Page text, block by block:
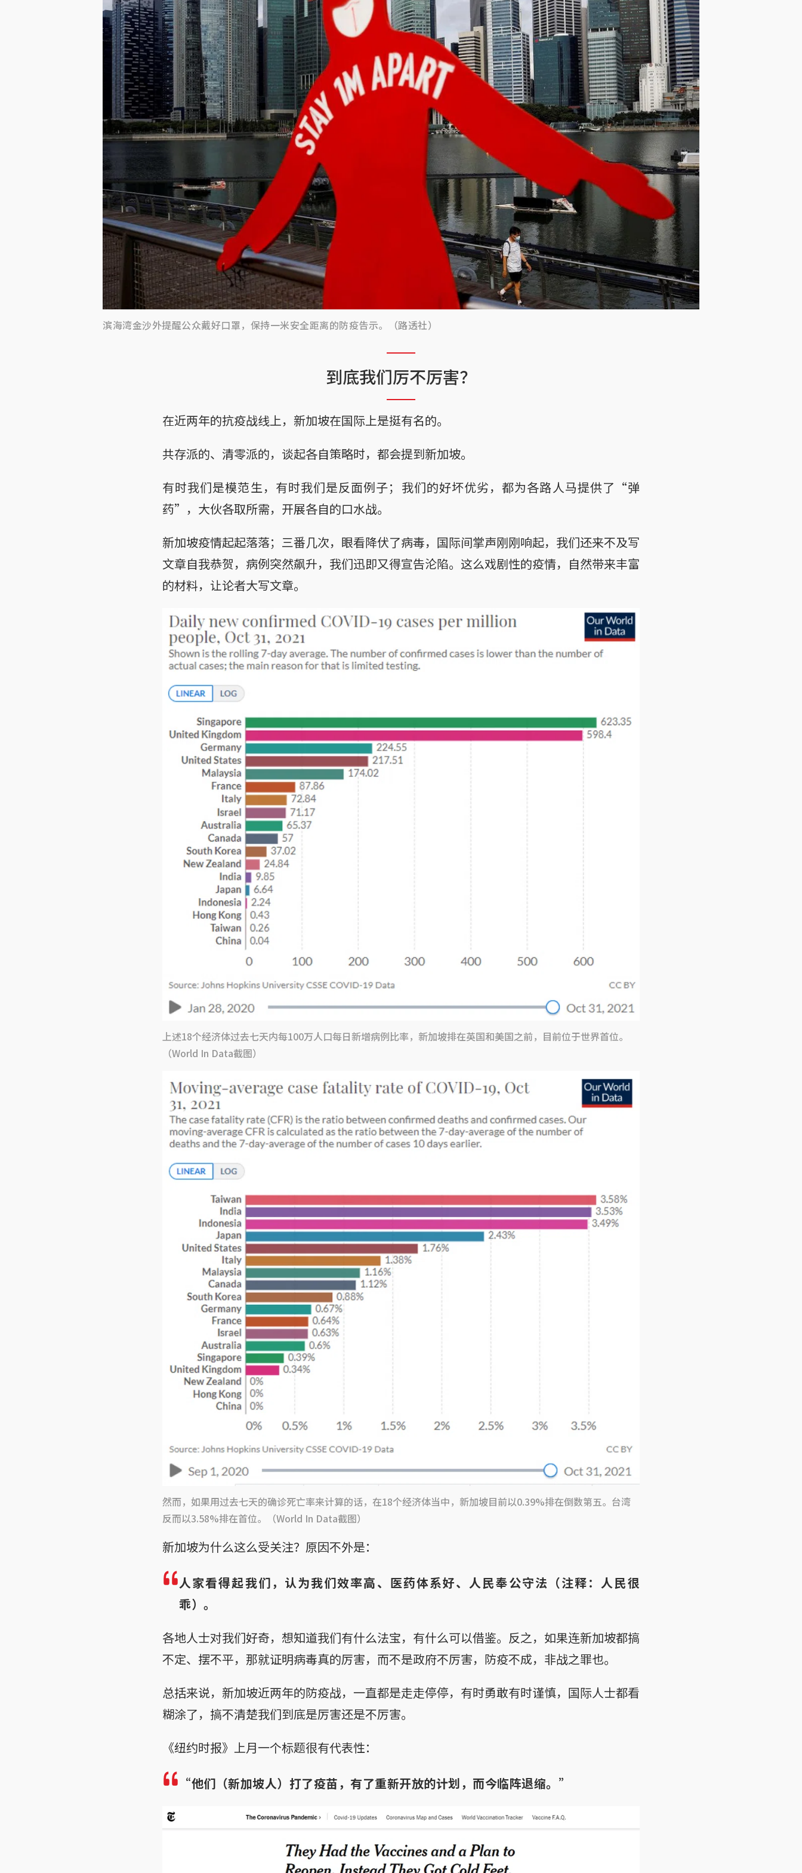
滨海湾金沙外提醒公众戴好口罩，保持一米安全距离的防疫告示。（路透社）
到底我们厉不厉害？
在近两年的抗疫战线上，新加坡在国际上是挺有名的。
共存派的、清零派的，谈起各自策略时，都会提到新加坡。
有时我们是模范生，有时我们是反面例子；我们的好坏优劣，都为各路人马提供了“弹
药”，大伙各取所需，开展各自的口水战。
新加坡疫情起起落落；三番几次，眼看降伏了病毒，国际间掌声刚刚响起，我们还来不及写
文章自我恭贺，病例突然飙升，我们迅即又得宣告沦陷。这么戏剧性的疫情，自然带来丰富
的材料，让论者大写文章。
上述18个经济体过去七天内每100万人口每日新增病例比率，新加坡排在英国和美国之前，目前位于世界首位。
（World In Data截图）
然而，如果用过去七天的确诊死亡率来计算的话，在18个经济体当中，新加坡目前以0.39%排在倒数第五。台湾
反而以3.58%排在首位。（World In Data截图）
新加坡为什么这么受关注？原因不外是：
人家看得起我们，认为我们效率高、医药体系好、人民奉公守法（注释：人民很
乖）。
各地人士对我们好奇，想知道我们有什么法宝，有什么可以借鉴。反之，如果连新加坡都搞
不定、摆不平，那就证明病毒真的厉害，而不是政府不厉害，防疫不成，非战之罪也。
总括来说，新加坡近两年的防疫战，一直都是走走停停，有时勇敢有时谨慎，国际人士都看
糊涂了，搞不清楚我们到底是厉害还是不厉害。
《纽约时报》上月一个标题很有代表性：
“他们（新加坡人）打了疫苗，有了重新开放的计划，而今临阵退缩。”